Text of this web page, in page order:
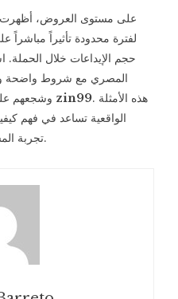
على مستوى العروض، أظهرت
لفترة محدودة تأثيراً مباشراً
حجم الإيداعات خلال
المصري مع شروط واضحة
zin99. هذه الأمثلة
الواقعية تساعد في فهم
تجربة المستخدم العملية لتحقيق أفضل نتائج.